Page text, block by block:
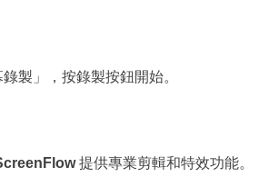
製」，按錄製按鈕開始。
提供專業剪輯和特效功能。